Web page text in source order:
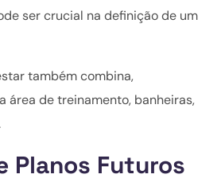
ser crucial na definição de um
também combina,
área de treinamento, banheiras,
Planos Futuros